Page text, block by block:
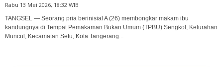
Rabu 13 Mei 2026, 18:32 WIB
TANGSEL — Seorang pria berinisial A (26) membongkar makam ibu
kandungnya di Tempat Pemakaman Bukan Umum (TPBU) Sengkol, Kelurahan
Muncul, Kecamatan Setu, Kota Tangerang...